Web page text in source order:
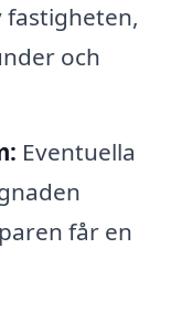
och
Eventuella
får en